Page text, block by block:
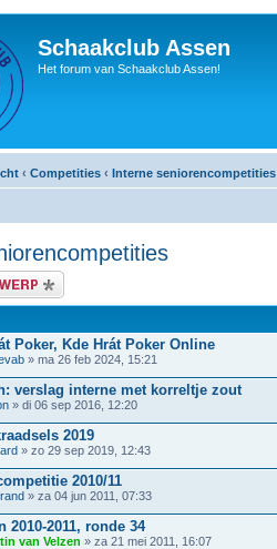
Schaakclub Assen
Het forum van Schaakclub Assen!
‹ Competities ‹ Interne seniorencompetities
Poker, Kde Hrát Poker Online
» ma 26 feb 2024, 15:21
verslag interne met korreltje zout
» di 06 sep 2016, 12:20
2019
» zo 29 sep 2019, 12:43
2010/11
» za 04 jun 2011, 07:33
2010-2011, ronde 34
van Velzen » za 21 mei 2011, 16:07